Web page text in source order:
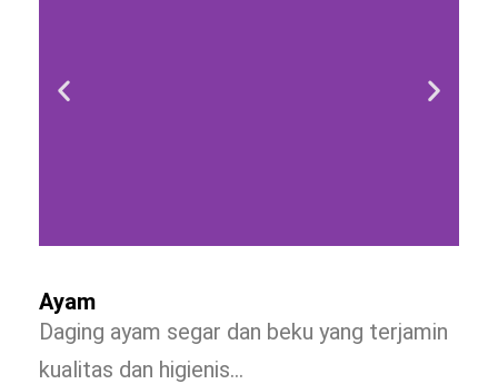
Ayam
Daging ayam segar dan beku yang terjamin
kualitas dan higienis…